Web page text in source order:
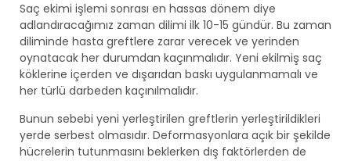
Saç ekimi işlemi sonrası en hassas dönem diye
adlandıracağımız zaman dilimi ilk 10-15 gündür. Bu zaman
diliminde hasta greftlere zarar verecek ve yerinden
oynatacak her durumdan kaçınmalıdır. Yeni ekilmiş saç
köklerine içerden ve dışarıdan baskı uygulanmamalı ve
her türlü darbeden kaçınılmalıdır.
Bunun sebebi yeni yerleştirilen greftlerin yerleştirildikleri
yerde serbest olmasıdır. Deformasyonlara açık bir şekilde
hücrelerin tutunmasını beklerken dış faktörlerden de